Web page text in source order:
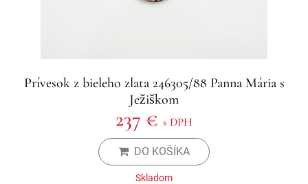
Prívesok z bieleho zlata 246305/88 Panna Mária s
Ježiškom
237 € s DPH
DO KOŠÍKA
Skladom